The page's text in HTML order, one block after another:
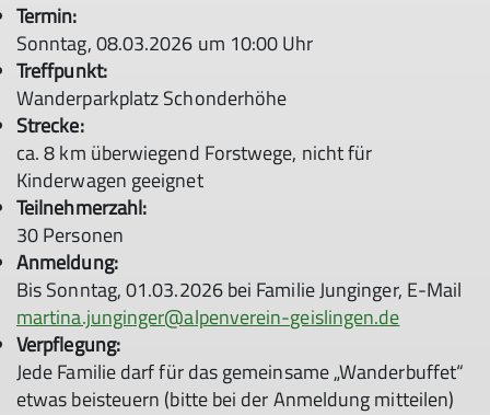
Termin:
Sonntag, 08.03.2026 um 10:00 Uhr
Treffpunkt:
Wanderparkplatz Schonderhöhe
Strecke:
ca. 8 km überwiegend Forstwege, nicht für
Kinderwagen geeignet
Teilnehmerzahl:
30 Personen
Anmeldung:
Bis Sonntag, 01.03.2026 bei Familie Junginger, E-Mail
martina.junginger@alpenverein-geislingen.de
Verpflegung:
Jede Familie darf für das gemeinsame „Wanderbuffet“
etwas beisteuern (bitte bei der Anmeldung mitteilen)